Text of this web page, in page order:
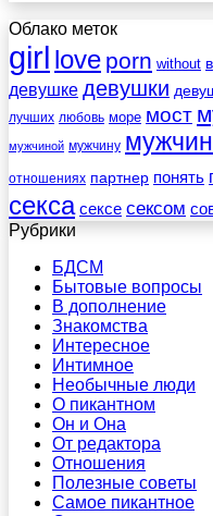
Облако меток
girl love porn without
девушке девушки
лучших любовь море мост
мужчиной мужчину
отношениях партнер понять
секса сексе сексом
Рубрики
БДСМ
Бытовые вопросы
В дополнение
Знакомства
Интересное
Интимное
Необычные люди
О пикантном
Он и Она
От редактора
Отношения
Полезные советы
Самое пикантное